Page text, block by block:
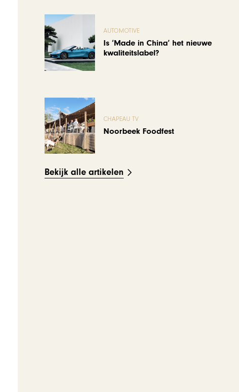
AUTOMOTIVE
Is ‘Made in China’ het nieuwe
kwaliteitslabel?
CHAPEAU TV
Noorbeek Foodfest
Bekijk alle artikelen